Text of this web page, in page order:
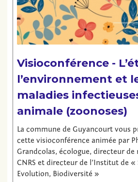
Visioconférence -
l’environnement et
maladies
animale (zoonoses)
La commune de Guyancourt vous
cette visioconférence animée par
Grandcolas, écologue, directeur de
CNRS et directeur de l’Institut de «
Evolution, Biodiversité »